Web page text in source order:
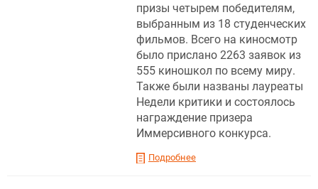
призы четырем победителям,
выбранным из 18 студенческих
фильмов. Всего на киносмотр
было прислано 2263 заявок из
555 киношкол по всему миру.
Также были названы лауреаты
Недели критики и состоялось
награждение призера
Иммерсивного конкурса.
Подробнее